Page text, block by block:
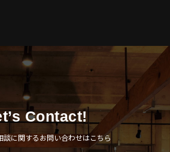
Contact!
談に関するお問い合わせはこちら